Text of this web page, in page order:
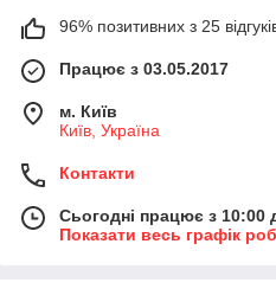
96% позитивних з 25
Працює з 03.05.2017
м. Київ
Київ, Україна
Контакти
Сьогодні працює з 10:00
Показати весь графік